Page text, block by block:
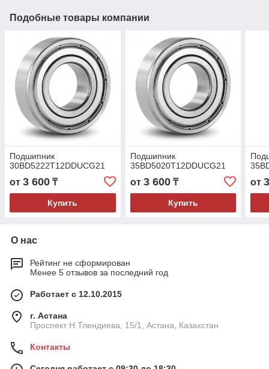
Подобные товары компании
Подшипник
30BD5222T12DDUCG21
от 3 600 ₸
Купить
Подшипник
35BD5020T12DDUCG21
от 3 600₸
Купить
от
О нас
Рейтинг не сформирован
Менее 5 отзывов за последний год
Работает с 12.10.2015
г. Астана
Проспект Н.Тлендиева, 15/1, Астана, Казахстан
Контакты